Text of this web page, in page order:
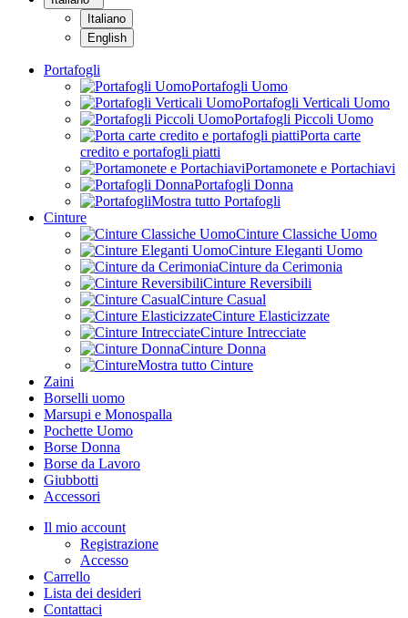
Italiano
English
Portafogli
Portafogli Uomo
Portafogli Verticali Uomo
Portafogli Piccoli Uomo
Porta carte
credito e portafogli piatti
Portamonete e Portachiavi
Portafogli Donna
Mostra tutto Portafogli
Cinture
Cinture Classiche Uomo
Cinture Eleganti Uomo
Cinture da Cerimonia
Cinture Reversibili
Cinture Casual
Cinture Elasticizzate
Cinture Intrecciate
Cinture Donna
Mostra tutto Cinture
Zaini
Borselli uomo
Marsupi e Monospalla
Pochette Uomo
Borse Donna
Borse da Lavoro
Giubbotti
Accessori
Il mio account
Registrazione
Accesso
Carrello
Lista dei desideri
Contattaci